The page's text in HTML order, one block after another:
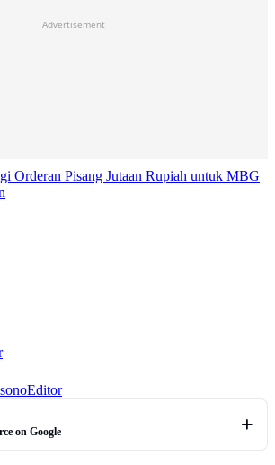
Advertisement
Orderan Pisang Jutaan Rupiah untuk MBG
Editor
on Google